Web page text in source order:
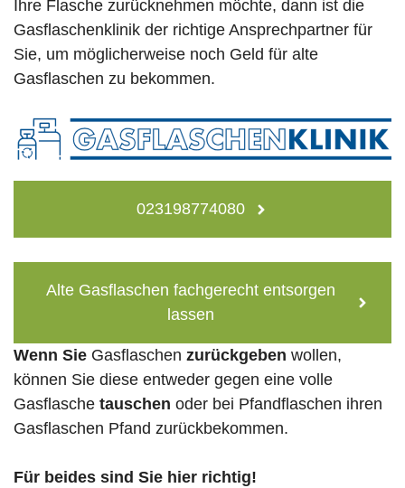
Ihre Flasche zurücknehmen möchte, dann ist die
Gasflaschenklinik der richtige Ansprechpartner für
Sie, um möglicherweise noch Geld für alte
Gasflaschen zu bekommen.
023198774080
Alte Gasflaschen fachgerecht entsorgen
lassen
Wenn Sie Gasflaschen zurückgeben wollen,
können Sie diese entweder gegen eine volle
Gasflasche tauschen oder bei Pfandflaschen ihren
Gasflaschen Pfand zurückbekommen.
Für beides sind Sie hier richtig!